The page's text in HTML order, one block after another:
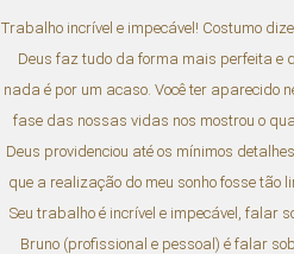
Trabalho incrível e impecável! Costumo
Deus faz tudo da forma mais perfeita e
nada é por um acaso. Você ter aparecido
fase das nossas vidas nos mostrou o
Deus providenciou até os mínimos
que a realização do meu sonho fosse tão
Seu trabalho é incrível e impecável, falar
Bruno (profissional e pessoal) é falar